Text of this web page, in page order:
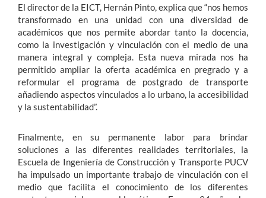
El director de la EICT, Hernán Pinto, explica que “nos hemos
transformado en una unidad con una diversidad de
académicos que nos permite abordar tanto la docencia,
como la investigación y vinculación con el medio de una
manera integral y compleja. Esta nueva mirada nos ha
permitido ampliar la oferta académica en pregrado y a
reformular el programa de postgrado de transporte
añadiendo aspectos vinculados a lo urbano, la accesibilidad
y la sustentabilidad”.
Finalmente, en su permanente labor para brindar
soluciones a las diferentes realidades territoriales, la
Escuela de Ingeniería de Construcción y Transporte PUCV
ha impulsado un importante trabajo de vinculación con el
medio que facilita el conocimiento de los diferentes